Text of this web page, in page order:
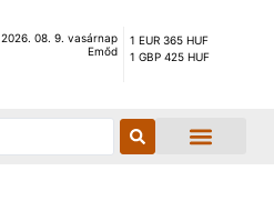
2026. 08. 9. vasárnap
Emőd
1 EUR 365 HUF
1 GBP 425 HUF